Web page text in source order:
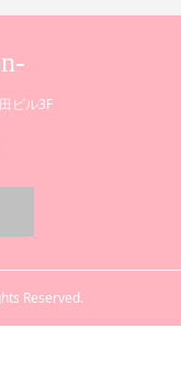
ビル3F
Reserved.